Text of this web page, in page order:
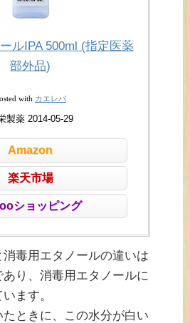
ルIPA 500ml (指定医薬
部外品)
with カエレバ
製薬 2014-05-29
Amazon
楽天市場
ショッピング
毒用エタノールの違いは
り、消毒用エタノールに
ます。
ときに、この水分が白い